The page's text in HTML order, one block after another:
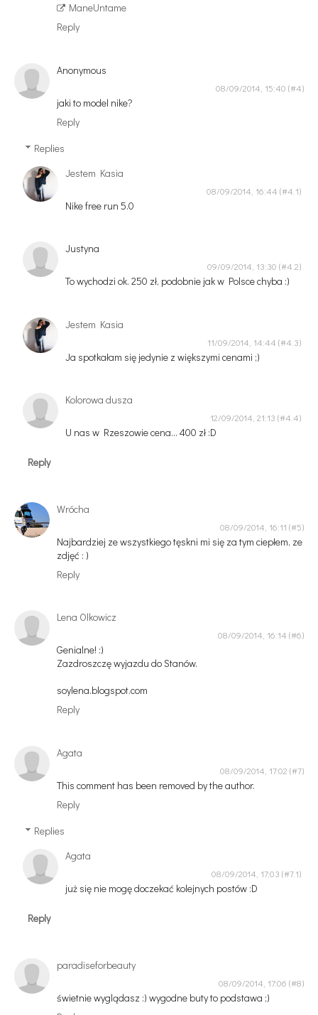
ManeUntame
Reply
Anonymous
08/09/2014, 15:40
jaki to model nike?
Reply
Replies
Jestem Kasia
08/09/2014, 16:44
Nike free run 5.0
Justyna
09/09/2014, 13:30
To wychodzi ok. 250 zł, podobnie jak w Polsce chyba :)
Jestem Kasia
11/09/2014, 14:44
Ja spotkałam się jedynie z większymi cenami ;)
Kolorowa dusza
12/09/2014, 21:13
U nas w Rzeszowie cena... 400 zł :D
Reply
Wrócha
08/09/2014, 16:11
Najbardziej ze wszystkiego tęskni mi się za tym ciepłem, ze
zdjęć : )
Reply
Lena Olkowicz
08/09/2014, 16:14
Genialne! :)
Zazdroszczę wyjazdu do Stanów.
soylena.blogspot.com
Reply
Agata
08/09/2014, 17:02
This comment has been removed by the author.
Reply
Replies
Agata
08/09/2014, 17:03
już się nie mogę doczekać kolejnych postów :D
Reply
paradiseforbeauty
08/09/2014, 17:06
świetnie wyglądasz :) wygodne buty to podstawa ;)